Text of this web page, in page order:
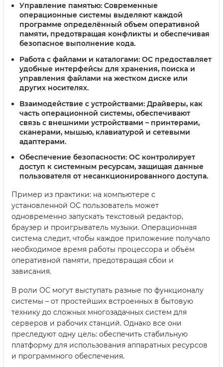
Управление памятью: Современные
операционные системы выделяют каждой
программе определённый объем оперативной
памяти, предотвращая конфликты и обеспечивая
безопасное выполнение кода.
Работа с файлами и каталогами: ОС предоставляет
удобные интерфейсы для хранения, поиска и
управления файлами на жестком диске или
других носителях.
Взаимодействие с устройствами: Драйверы, как
часть операционной системы, обеспечивают
связь с внешними устройствами – принтерами,
сканерами, мышью, клавиатурой и сетевыми
адаптерами.
Обеспечение безопасности: ОС контролирует
доступ к системным ресурсам, защищая данные
пользователя от несанкционированного доступа.
Пример из практики: на компьютере с
установленной ОС пользователь может
одновременно запускать текстовый редактор,
браузер и проигрыватель музыки. Операционная
система следит, чтобы каждое приложение получало
необходимое время работы процессора и объём
оперативной памяти, предотвращая сбои и
зависания.
В роли ОС могут выступать разные по функционалу
системы – от простейших встроенных в бытовую
технику до сложных многозадачных систем для
серверов и рабочих станций. Однако все они
преследуют одну цель: обеспечить стабильную
платформу для использования аппаратных ресурсов
и программного обеспечения.